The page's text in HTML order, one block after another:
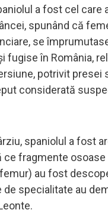
a fost cel care
spunând că
se
fugise în România,
potrivit presei
considerată
spaniolul a fost
ce fragmente osoase
au fost
de specialitate au